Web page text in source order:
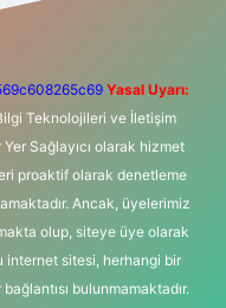
Yasal Uyarı:
Teknolojileri ve İletişim
Sağlayıcı olarak hizmet
proaktif olarak denetleme
Ancak, üyelerimiz
olup, siteye üye olarak
internet sitesi, herhangi bir
bulunmamaktadır.